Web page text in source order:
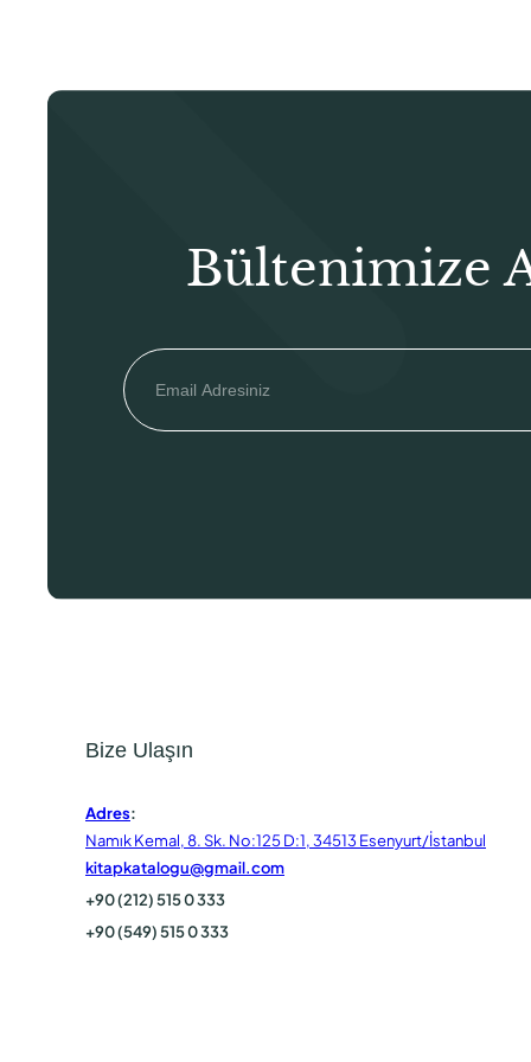
Bültenimize
Bize Ulaşın
Adres:
Namık Kemal, 8. Sk. No:125 D:1, 34513 Esenyurt/İstanbul
kitapkatalogu@gmail.com
+90 (212) 515 0 333
+90 (549) 515 0 333